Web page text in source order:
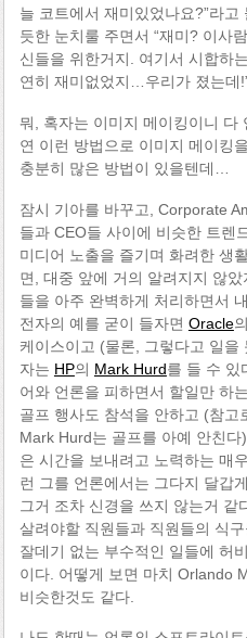
늘 코트에서 재미있었나요?”라
듯한 눈치룰 주면서 “재미? 이사
신들을 위한거지. 여기서 시합하
연히 재미없었지…우리가 졌는데
뭐, 혹자는 이미지 메이킹이니 다
연 이런 방법으로 이미지 메이킹
충분히 많은 방법이 있을텐데…
잠시 기아를 바꾸고, Corporate
들과 CEO들 사이에 비슷한 트렌
미디어 노출을 즐기며 화려한 생
면, 대중 앞에 거의 알려지지 않
들을 아주 완벽하게 처리하면서
전자의 예를 굳이 들자면 Oracle
케이스이고 (물론, 그렇다고 일
자는 HP의 Mark Hurd를 들 수 있
어와 언론을 피하면서 할일만 하
골프 행사도 참석을 안하고 (참고
Mark Hurd는 골프를 아예 안친
은 시간을 보내려고 노력하는 매
런 그를 언론에서는 그다지 달갑
그거 조차 신경을 쓰지 않는거 같
살려야할 직원들과 직원들의 식
잘데기 없는 부수적인 일들에 허
이다. 어떻게 보면 마치 Orlando
비슷한것도 같다.